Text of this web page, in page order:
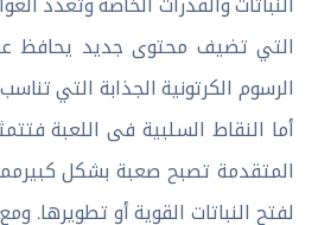
النباتات والقدرات الخاصة وتعدد
التي تضيف محتوى جديد يحافظ
الرسوم الكرتونية الجذابة التي
أما النقاط السلبية فى اللعبة
المتقدمة تصبح صعبة بشكل
لفتح النباتات القوية أو تطويرها.